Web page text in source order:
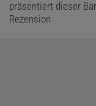
präsentiert dieser
Rezension